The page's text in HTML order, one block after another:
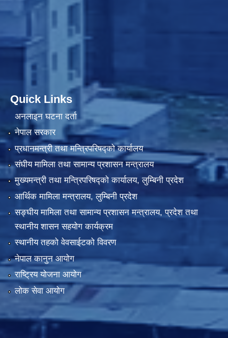
Quick Links
अनलाइन घटना दर्ता
नेपाल सरकार
प्रधानमन्त्री तथा मन्त्रिपरिषद्को कार्यालय
संघीय मामिला तथा सामान्य प्रशासन मन्त्रालय
मुख्यमन्त्री तथा मन्त्रिपरिषद्को कार्यालय, लुम्बिनी प्रदेश
आर्थिक मामिला मन्त्रालय, लुम्बिनी प्रदेश
सङ्घीय मामिला तथा सामान्य प्रशासन मन्त्रालय, प्रदेश तथा
स्थानीय शासन सहयोग कार्यक्रम
स्थानीय तहको वेवसाईटको विवरण
नेपाल कानुन आयोग
राष्ट्रिय योजना आयोग
लोक सेवा आयोग